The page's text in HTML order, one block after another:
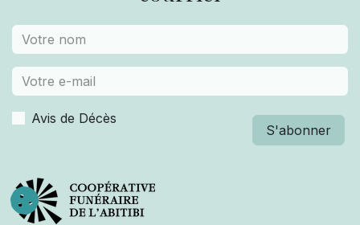
Avis de Décès
S'abonner